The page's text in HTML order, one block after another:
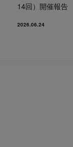
14回）開催報告
2026.06.24